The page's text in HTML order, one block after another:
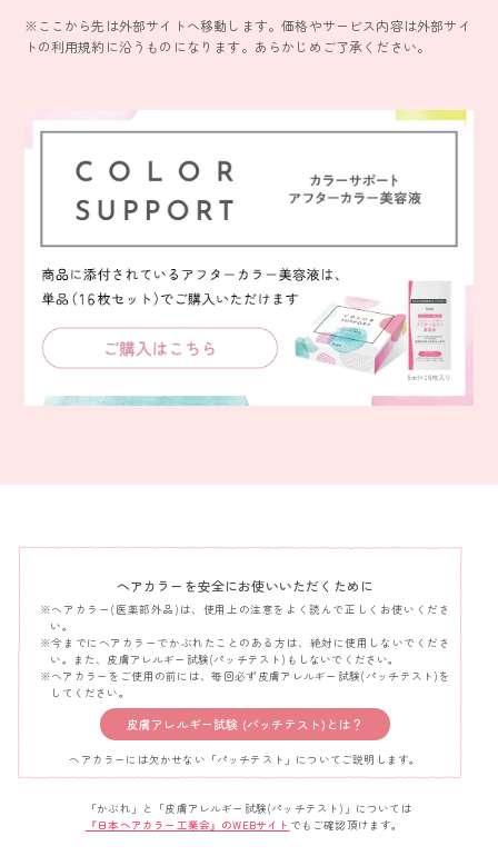
※ここから先は外部サイトへ移動します。価格やサービス内容は外部サイ
トの利用規約に沿うものになります。あらかじめご了承ください。
ヘアカラーを安全にお使いいただくために
※ヘアカラー(医薬部外品)は、使用上の注意をよく読んで正しくお使いくださ
い。
※今までにヘアカラーでかぶれたことのある方は、絶対に使用しないでくださ
い。また、皮膚アレルギー試験(パッチテスト)もしないでください。
※ヘアカラーをご使用の前には、毎回必ず皮膚アレルギー試験(パッチテスト)を
してください。
皮膚アレルギー試験 (パッチテスト)とは？
ヘアカラーには欠かせない「パッチテスト」についてご説明します。
「かぶれ」と「皮膚アレルギー試験(パッチテスト)」については
『日本ヘアカラー工業会』のWEBサイト でもご確認頂けます。